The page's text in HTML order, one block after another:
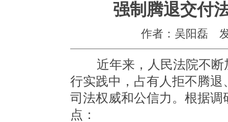
强制腾退交付
作者：吴阳磊
近年来，人民法院不断
行实践中，占有人拒不腾
司法权威和公信力。根据
点：